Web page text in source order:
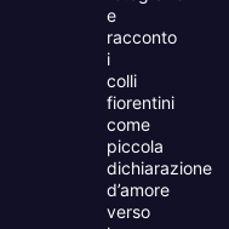
e
racconto
i
colli
fiorentini
come
piccola
dichiarazione
d’amore
verso